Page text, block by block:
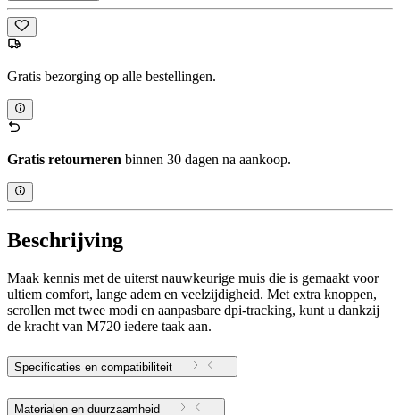
Gratis bezorging op alle bestellingen.
Gratis retourneren binnen 30 dagen na aankoop.
Beschrijving
Maak kennis met de uiterst nauwkeurige muis die is gemaakt voor
ultiem comfort, lange adem en veelzijdigheid. Met extra knoppen,
scrollen met twee modi en aanpasbare dpi-tracking, kunt u dankzij
de kracht van M720 iedere taak aan.
Specificaties en compatibiliteit
Materialen en duurzaamheid